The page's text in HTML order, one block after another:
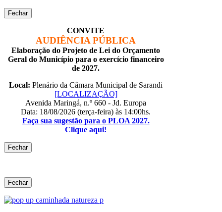
Fechar
CONVITE
AUDIÊNCIA PÚBLICA
Elaboração do Projeto de Lei do Orçamento
Geral do Município para o exercício financeiro
de 2027.
Local: Plenário da Câmara Municipal de Sarandi
[LOCALIZAÇÃO]
Avenida Maringá, n.º 660 - Jd. Europa
Data: 18/08/2026 (terça-feira) às 14:00hs.
Faça sua sugestão para o PLOA 2027.
Clique aqui!
Fechar
Fechar